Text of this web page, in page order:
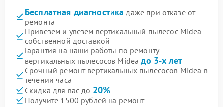
Бесплатная диагностика даже при отказе от
ремонта
Привезем и увезем вертикальный пылесос Midea
собственной доставкой
Гарантия на наши работы по ремонту
вертикальных пылесосов Mideaдо 3-х лет
Срочный ремонт вертикальных пылесосов Midea в
течении часа
Скидка для вас до 20%
Получите 1500 рублей на ремонт